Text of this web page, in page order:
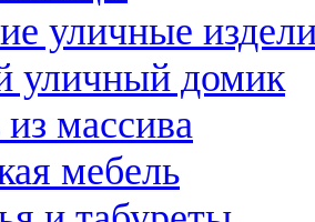
уличные
уличный домик
массива
мебель